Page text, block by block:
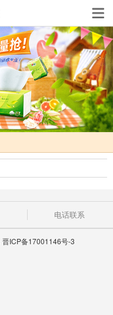
电话联系
晋ICP备17001146号-3